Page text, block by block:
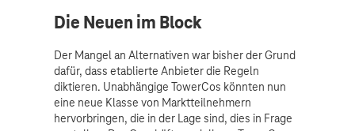
Die Neuen im Block
Der Mangel an Alternativen war bisher der Grund
dafür, dass etablierte Anbieter die Regeln
diktieren. Unabhängige TowerCos könnten nun
eine neue Klasse von Marktteilnehmern
hervorbringen, die in der Lage sind, dies in Frage